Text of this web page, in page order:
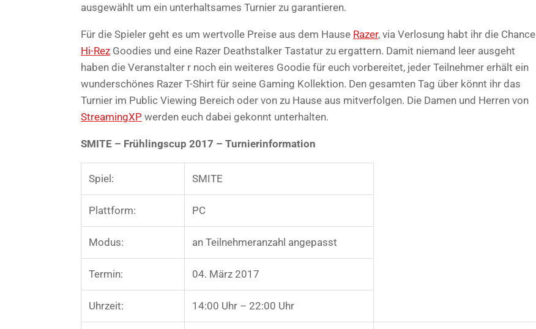
ausgewählt um ein unterhaltsames Turnier zu garantieren.
Für die Spieler geht es um wertvolle Preise aus dem Hause Razer, via Verlosung habt ihr die Chance
Hi-Rez Goodies und eine Razer Deathstalker Tastatur zu ergattern. Damit niemand leer ausgeht
haben die Veranstalter r noch ein weiteres Goodie für euch vorbereitet, jeder Teilnehmer erhält ein
wunderschönes Razer T-Shirt für seine Gaming Kollektion. Den gesamten Tag über könnt ihr das
Turnier im Public Viewing Bereich oder von zu Hause aus mitverfolgen. Die Damen und Herren von
StreamingXP werden euch dabei gekonnt unterhalten.
SMITE – Frühlingscup 2017 – Turnierinformation
Spiel: SMITE
Plattform: PC
Modus: an Teilnehmeranzahl angepasst
Termin: 04. März 2017
Uhrzeit: 14:00 Uhr – 22:00 Uhr